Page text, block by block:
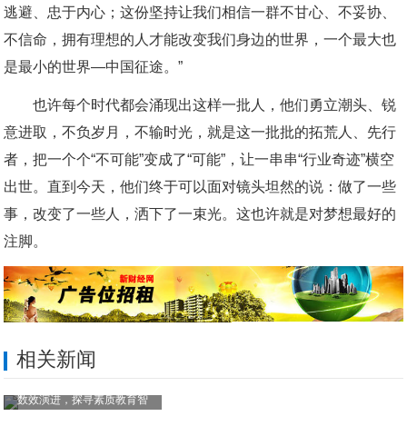
逃避、忠于内心；这份坚持让我们相信一群不甘心、不妥协、
不信命，拥有理想的人才能改变我们身边的世界，一个最大也
是最小的世界—中国征途。”
也许每个时代都会涌现出这样一批人，他们勇立潮头、锐
意进取，不负岁月，不输时光，就是这一批批的拓荒人、先行
者，把一个个“不可能”变成了“可能”，让一串串“行业奇迹”横空
出世。直到今天，他们终于可以面对镜头坦然的说：做了一些
事，改变了一些人，洒下了一束光。这也许就是对梦想最好的
注脚。
相关新闻
数效演进，探寻素质教育智